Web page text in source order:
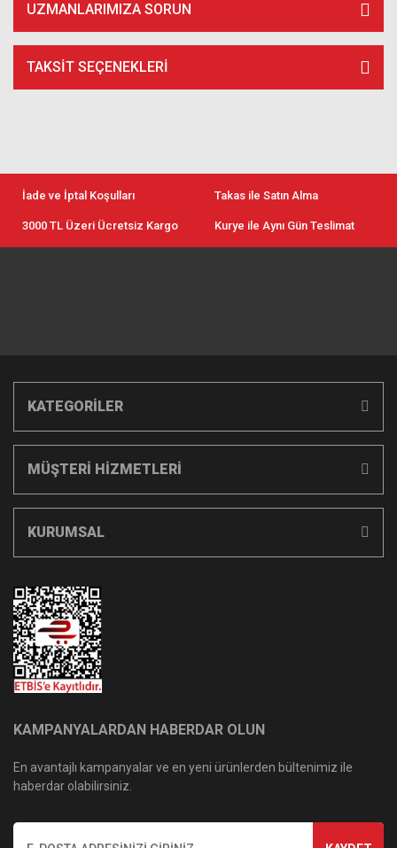
UZMANLARIMIZA SORUN
TAKSIT SEÇENEKLERI
İade ve İptal Koşulları Takas ile Satın Alma
3000 TL Üzeri Ücretsiz Kargo Kurye ile Aynı Gün Teslimat
KATEGORİLER
MÜŞTERİ HİZMETLERİ
KURUMSAL
KAMPANYALARDAN HABERDAR OLUN
En avantajlı kampanyalar ve en yeni ürünlerden bültenimiz ile
haberdar olabilirsiniz.